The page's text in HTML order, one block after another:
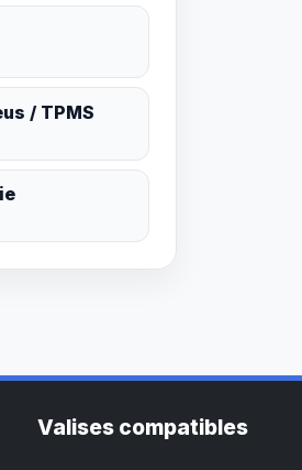
/ TPMS
Valises compatibles